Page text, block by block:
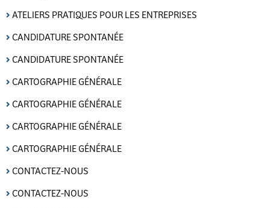
ATELIERS PRATIQUES POUR LES ENTREPRISES
CANDIDATURE SPONTANÉE
CANDIDATURE SPONTANÉE
CARTOGRAPHIE GÉNÉRALE
CARTOGRAPHIE GÉNÉRALE
CARTOGRAPHIE GÉNÉRALE
CARTOGRAPHIE GÉNÉRALE
CONTACTEZ-NOUS
CONTACTEZ-NOUS